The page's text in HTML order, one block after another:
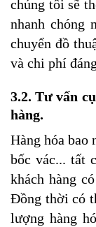
chúng tôi sẽ
nhanh chóng
chuyển đồ
và chi phí
3.2. Tư vấn
hàng.
Hàng hóa bao
bốc vác... tất
khách hàng
Đồng thời có
lượng hàng